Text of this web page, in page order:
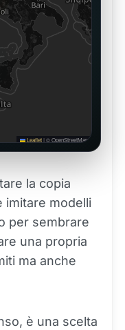
Leaflet|© OpenStreetMap
la copia
imitare modelli
per sembrare
una propria
ma anche
è una scelta